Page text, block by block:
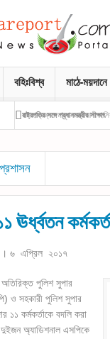
বহিঃবিশ্ব মাঠে-ময়দানে
রাষ্ট্রপতির সঙ্গে প্রধানমন্ত্রীর সাক্ষাৎ
প্রশাসন
ঊর্ধ্বতন
। ৬ এপ্রিল ২০১৭
অতিরিক্ত পুলিশ সুপার
ও সহকারী পুলিশ সুপার
১১ কর্মকর্তাকে বদলি করা
অ্যাডিশনাল এসপিকে